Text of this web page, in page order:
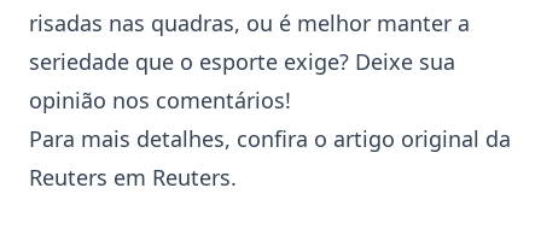
risadas nas quadras, ou é melhor manter a
seriedade que o esporte exige? Deixe sua
opinião nos comentários!
Para mais detalhes, confira o artigo original da
Reuters em Reuters.